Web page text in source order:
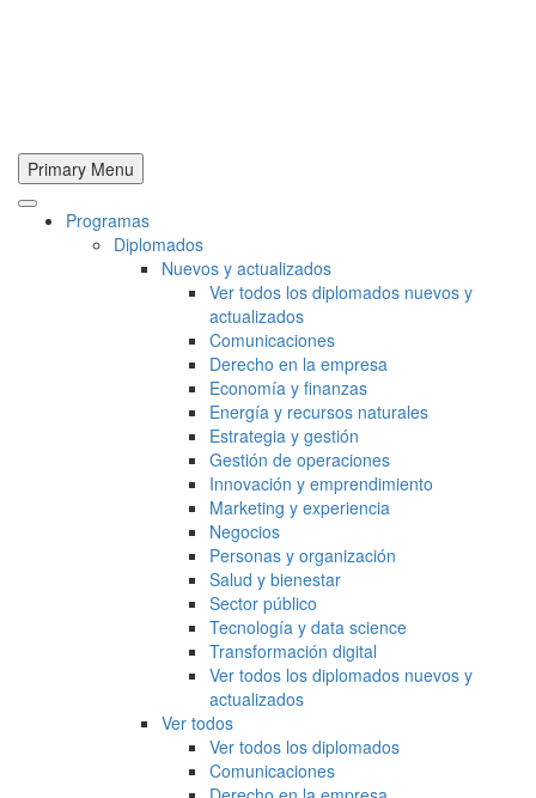
Primary Menu
Programas
Diplomados
Nuevos y actualizados
Ver todos los diplomados nuevos y
actualizados
Comunicaciones
Derecho en la empresa
Economía y finanzas
Energía y recursos naturales
Estrategia y gestión
Gestión de operaciones
Innovación y emprendimiento
Marketing y experiencia
Negocios
Personas y organización
Salud y bienestar
Sector público
Tecnología y data science
Transformación digital
Ver todos los diplomados nuevos y
actualizados
Ver todos
Ver todos los diplomados
Comunicaciones